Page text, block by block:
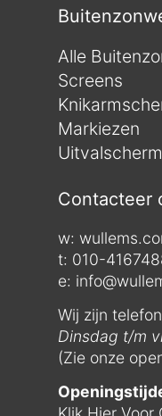
Alle
Screens
Markiezen
Contacteer
w:
t: 010-
e:
Wij zijn
Dinsdag t/m
(Zie onze